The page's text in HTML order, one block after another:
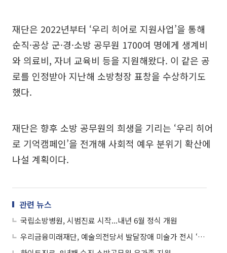
재단은 2022년부터 ‘우리 히어로 지원사업’을 통해
순직·공상 군·경·소방 공무원 1700여 명에게 생계비
와 의료비, 자녀 교육비 등을 지원해왔다. 이 같은 공
로를 인정받아 지난해 소방청장 표창을 수상하기도
했다.
재단은 향후 소방 공무원의 희생을 기리는 ‘우리 히어
로 기억캠페인’을 전개해 사회적 예우 분위기 확산에
나설 계획이다.
관련 뉴스
국립소방병원, 시범진료 시작...내년 6월 정식 개원
우리금융미래재단, 예술의전당서 발달장애 미술가 전시 ‘우리시각’ 개최